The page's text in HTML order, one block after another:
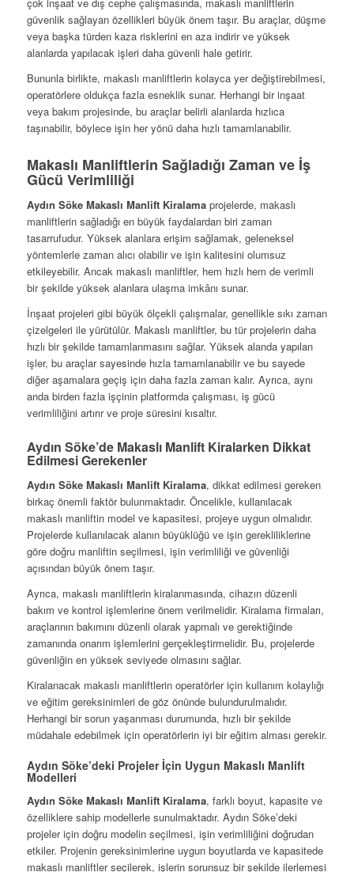
çok inşaat ve dış cephe çalışmasında, makaslı manliftlerin
güvenlik sağlayan özellikleri büyük önem taşır. Bu araçlar, düşme
veya başka türden kaza risklerini en aza indirir ve yüksek
alanlarda yapılacak işleri daha güvenli hale getirir.
Bununla birlikte, makaslı manliftlerin kolayca yer değiştirebilmesi,
operatörlere oldukça fazla esneklik sunar. Herhangi bir inşaat
veya bakım projesinde, bu araçlar belirli alanlarda hızlıca
taşınabilir, böylece işin her yönü daha hızlı tamamlanabilir.
Makaslı Manliftlerin Sağladığı Zaman ve İş
Gücü Verimliliği
Aydın Söke Makaslı Manlift Kiralamaprojelerde, makaslı
manliftlerin sağladığı en büyük faydalardan biri zaman
tasarrufudur. Yüksek alanlara erişim sağlamak, geleneksel
yöntemlerle zaman alıcı olabilir ve işin kalitesini olumsuz
etkileyebilir. Ancak makaslı manliftler, hem hızlı hem de verimli
bir şekilde yüksek alanlara ulaşma imkânı sunar.
İnşaat projeleri gibi büyük ölçekli çalışmalar, genellikle sıkı zaman
çizelgeleri ile yürütülür. Makaslı manliftler, bu tür projelerin daha
hızlı bir şekilde tamamlanmasını sağlar. Yüksek alanda yapılan
işler, bu araçlar sayesinde hızla tamamlanabilir ve bu sayede
diğer aşamalara geçiş için daha fazla zaman kalır. Ayrıca, aynı
anda birden fazla işçinin platformda çalışması, iş gücü
verimliliğini artırır ve proje süresini kısaltır.
Aydın Söke’de Makaslı Manlift Kiralarken Dikkat
Edilmesi Gerekenler
Aydın Söke Makaslı Manlift Kiralama, dikkat edilmesi gereken
birkaç önemli faktör bulunmaktadır. Öncelikle, kullanılacak
makaslı manliftin model ve kapasitesi, projeye uygun olmalıdır.
Projelerde kullanılacak alanın büyüklüğü ve işin gerekliliklerine
göre doğru manliftin seçilmesi, işin verimliliği ve güvenliği
açısından büyük önem taşır.
Ayrıca, makaslı manliftlerin kiralanmasında, cihazın düzenli
bakım ve kontrol işlemlerine önem verilmelidir. Kiralama firmaları,
araçlarının bakımını düzenli olarak yapmalı ve gerektiğinde
zamanında onarım işlemlerini gerçekleştirmelidir. Bu, projelerde
güvenliğin en yüksek seviyede olmasını sağlar.
Kiralanacak makaslı manliftlerin operatörler için kullanım kolaylığı
ve eğitim gereksinimleri de göz önünde bulundurulmalıdır.
Herhangi bir sorun yaşanması durumunda, hızlı bir şekilde
müdahale edebilmek için operatörlerin iyi bir eğitim alması gerekir.
Aydın Söke’deki Projeler İçin Uygun Makaslı Manlift
Modelleri
Aydın Söke Makaslı Manlift Kiralama, farklı boyut, kapasite ve
özelliklere sahip modellerle sunulmaktadır. Aydın Söke’deki
projeler için doğru modelin seçilmesi, işin verimliliğini doğrudan
etkiler. Projenin gereksinimlerine uygun boyutlarda ve kapasitede
makaslı manliftler seçilerek, işlerin sorunsuz bir şekilde ilerlemesi